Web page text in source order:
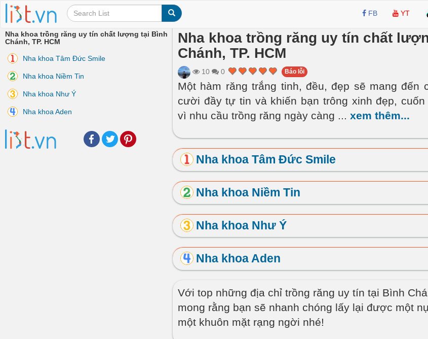
FB YT
Nha khoa trồng răng uy tín chất lượng tại Bình
Chánh, TP. HCM
Nha khoa Tâm Đức Smile
Nha khoa Niềm Tin
Nha khoa Như Ý
Nha khoa Aden
Facebook
TwitterPinterest
Nha khoa trồng răng uy tín chất
Chánh, TP. HCM
10 0 Báo lỗi
Một hàm răng trắng tinh, đều, đẹp sẽ mang đến
cười đầy tự tin và khiến bạn trông xinh đẹp,
vì nhu cầu trồng răng ngày càng ... xem thêm...
Nha khoa Tâm Đức Smile
Nha khoa Niềm Tin
Nha khoa Như Ý
Nha khoa Aden
Với top những địa chỉ trồng răng uy tín tại Bình
mong rằng bạn sẽ nhanh chóng lấy lại được một
một khuôn mặt rạng ngời nhé!